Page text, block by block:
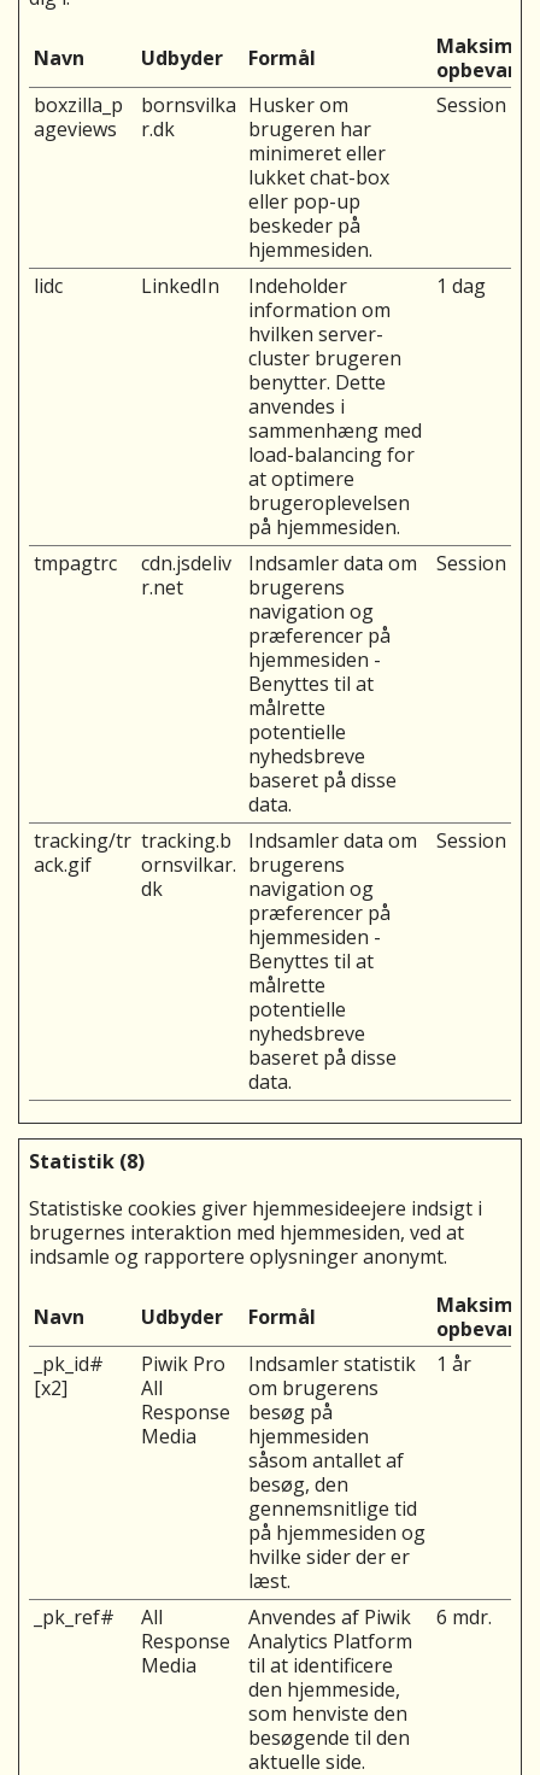
Navn Udbyder Formål
Maksimal
boxzilla_p
ageviews
bornsvilka
r.dk
Husker om
brugeren har
minimeret eller
lukket chat-box
eller pop-up
beskeder på
hjemmesiden.
Session
lidc LinkedIn
Indeholder
information om
hvilken server-
cluster brugeren
benytter. Dette
anvendes i
sammenhæng med
load-balancing for
at optimere
brugeroplevelsen
på hjemmesiden.
1 dag
tmpagtrc
cdn.jsdeliv
r.net
Indsamler data om
brugerens
navigation og
præferencer på
hjemmesiden -
Benyttes til at
målrette
potentielle
nyhedsbreve
baseret på disse
data.
Session
tracking/tr
ack.gif
tracking.b
ornsvilkar.
dk
Indsamler data om
brugerens
navigation og
præferencer på
hjemmesiden -
Benyttes til at
målrette
potentielle
nyhedsbreve
baseret på disse
data.
Session
Statistik (8)
Statistiske cookies giver hjemmesideejere indsigt i
brugernes interaktion med hjemmesiden, ved at
indsamle og rapportere oplysninger anonymt.
Navn Udbyder Formål
Maksimal
_pk_id#
[x2]
Piwik Pro
All
Response
Media
Indsamler statistik
om brugerens
besøg på
hjemmesiden
såsom antallet af
besøg, den
gennemsnitlige tid
på hjemmesiden og
hvilke sider der er
læst.
1 år
_pk_ref#
All
Response
Media
Anvendes af Piwik
Analytics Platform
til at identificere
den hjemmeside,
som henviste den
besøgende til den
aktuelle side.
6 mdr.